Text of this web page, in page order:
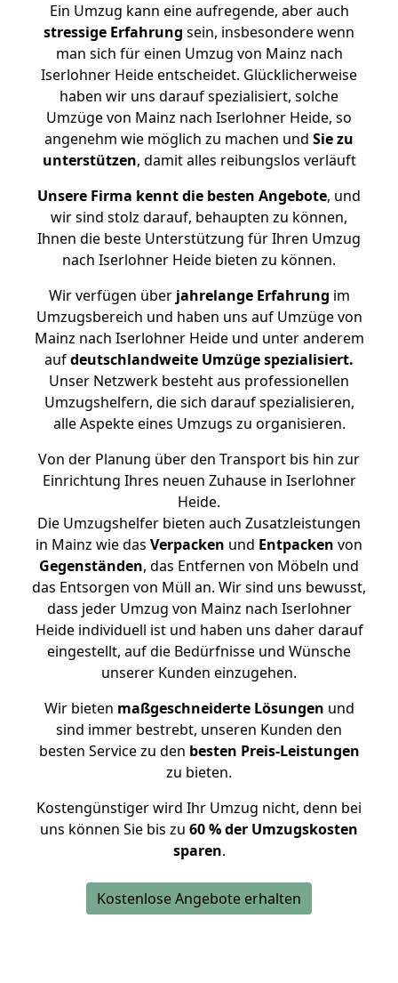
Ein Umzug kann eine aufregende, aber auch
stressige Erfahrung sein, insbesondere wenn
man sich für einen Umzug von Mainz nach
Iserlohner Heide entscheidet. Glücklicherweise
haben wir uns darauf spezialisiert, solche
Umzüge von Mainz nach Iserlohner Heide, so
angenehm wie möglich zu machen und Sie zu
unterstützen, damit alles reibungslos verläuft
Unsere Firma kennt die besten Angebote, und
wir sind stolz darauf, behaupten zu können,
Ihnen die beste Unterstützung für Ihren Umzug
nach Iserlohner Heide bieten zu können.
Wir verfügen überjahrelange Erfahrung im
Umzugsbereich und haben uns auf Umzüge von
Mainz nach Iserlohner Heide und unter anderem
aufdeutschlandweite Umzüge spezialisiert.
Unser Netzwerk besteht aus professionellen
Umzugshelfern, die sich darauf spezialisieren,
alle Aspekte eines Umzugs zu organisieren.
Von der Planung über den Transport bis hin zur
Einrichtung Ihres neuen Zuhause in Iserlohner
Heide.
Die Umzugshelfer bieten auch Zusatzleistungen
in Mainz wie das Verpacken und Entpacken von
Gegenständen, das Entfernen von Möbeln und
das Entsorgen von Müll an. Wir sind uns bewusst,
dass jeder Umzug von Mainz nach Iserlohner
Heide individuell ist und haben uns daher darauf
eingestellt, auf die Bedürfnisse und Wünsche
unserer Kunden einzugehen.
Wir bieten maßgeschneiderte Lösungen und
sind immer bestrebt, unseren Kunden den
besten Service zu den besten Preis-Leistungen
zu bieten.
Kostengünstiger wird Ihr Umzug nicht, denn bei
uns können Sie bis zu 60 % der Umzugskosten
sparen.
Kostenlose Angebote erhalten